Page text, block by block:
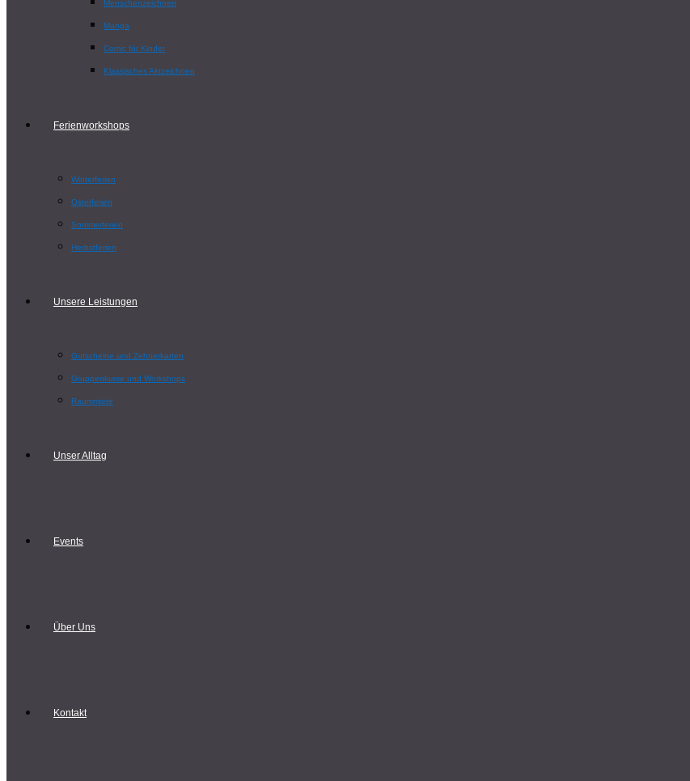
Menschenzeichnen
Manga
Comic für Kinder
Klassisches Aktzeichnen
Ferienworkshops
Winterferien
Osterferien
Sommerferien
Herbstferien
Unsere Leistungen
Gutscheine und Zehnerkarten
Gruppenkurse und Workshops
Raummiete
Unser Alltag
Events
Über Uns
Kontakt